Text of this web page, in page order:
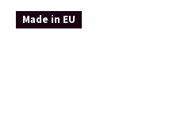
Made in EU